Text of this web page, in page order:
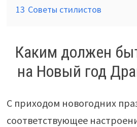
13 Советы стилистов
Каким должен
на Новый год
С приходом новогодних
соответствующее